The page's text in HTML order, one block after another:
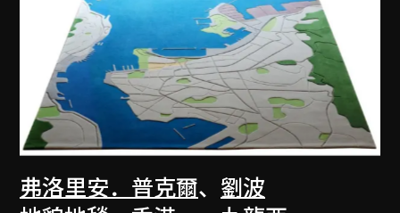
弗洛里安．普克爾、 劉波